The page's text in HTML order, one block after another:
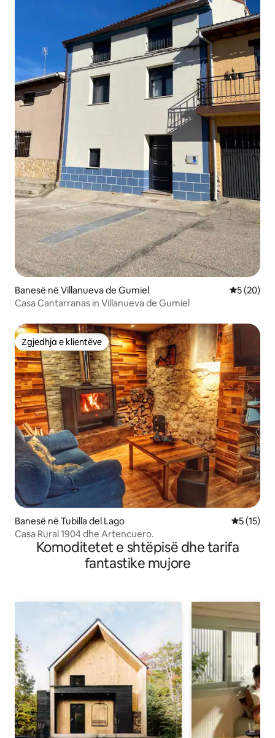
Banesë në Villanueva de Gumiel Vlerësimi
5 (20)
Casa Cantarranas in Villanueva de Gumiel
Zgjedhja e klientëve
Zgjedhja e klientëve
Banesë në Tubilla del Lago Vlerësimi
5 (15)
Casa Rural 1904 dhe Artencuero.
Komoditetet e shtëpisë dhe tarifa
fantastike mujore